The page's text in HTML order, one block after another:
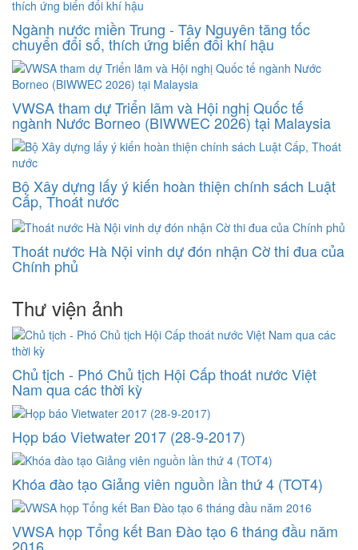
Ngành nước miền Trung - Tây Nguyên tăng tốc
chuyển đổi số, thích ứng biến đổi khí hậu
VWSA tham dự Triển lãm và Hội nghị Quốc tế
ngành Nước Borneo (BIWWEC 2026) tại Malaysia
Bộ Xây dựng lấy ý kiến hoàn thiện chính sách Luật
Cấp, Thoát nước
Thoát nước Hà Nội vinh dự đón nhận Cờ thi đua của
Chính phủ
Thư viện ảnh
Chủ tịch - Phó Chủ tịch Hội Cấp thoát nước Việt
Nam qua các thời kỳ
Họp báo Vietwater 2017 (28-9-2017)
Khóa đào tạo Giảng viên nguồn lần thứ 4 (TOT4)
VWSA họp Tổng kết Ban Đào tạo 6 tháng đầu năm
2016